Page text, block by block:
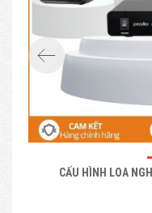
CẤU HÌNH LOA